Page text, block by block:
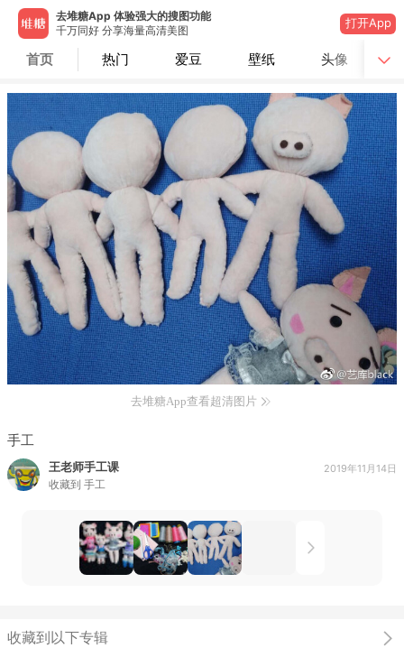
去堆糖App 体验强大的搜图功能
千万同好 分享海量高清美图
打开App
首页 热门 爱豆 壁纸 头像
去堆糖App查看超清图片
手工
王老师手工课
收藏到 手工
2019年11月14日
收藏到以下专辑